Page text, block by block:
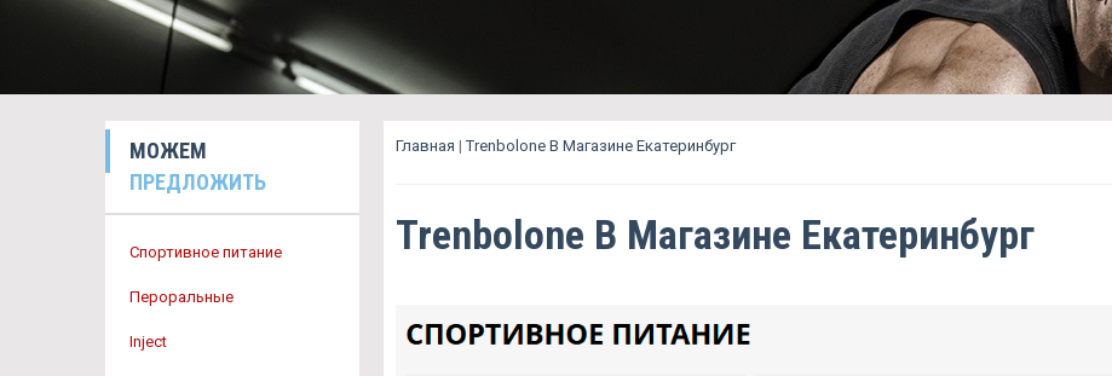
МОЖЕМ
ПРЕДЛОЖИТЬ
Спортивное питание
Пероральные
Inject
Главная |Trenbolone В Магазине Екатеринбург
Trenbolone В Магазине Екатеринбург